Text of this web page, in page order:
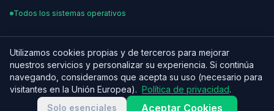
Todos los sistemas operativos
© 2026 OSCARLEON. Todos los derechos reservados.
Hecho con ♥ para equipos digitales en LATAM
¿Hablamos de tu proyecto?
Utilizamos cookies propias y de terceros para mejorar
nuestros servicios y personalizar su experiencia. Si continúa
navegando, consideramos que acepta su uso (necesario para
visitantes en la Unión Europea). Política de privacidad.
Solo esenciales
Aceptar Cookies